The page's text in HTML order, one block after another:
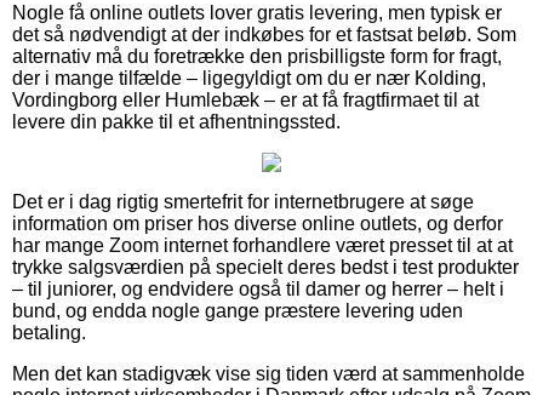
Nogle få online outlets lover gratis levering, men typisk er
det så nødvendigt at der indkøbes for et fastsat beløb. Som
alternativ må du foretrække den prisbilligste form for fragt,
der i mange tilfælde – ligegyldigt om du er nær Kolding,
Vordingborg eller Humlebæk – er at få fragtfirmaet til at
levere din pakke til et afhentningssted.
Det er i dag rigtig smertefrit for internetbrugere at søge
information om priser hos diverse online outlets, og derfor
har mange Zoom internet forhandlere været presset til at at
trykke salgsværdien på specielt deres bedst i test produkter
– til juniorer, og endvidere også til damer og herrer – helt i
bund, og endda nogle gange præstere levering uden
betaling.
Men det kan stadigvæk vise sig tiden værd at sammenholde